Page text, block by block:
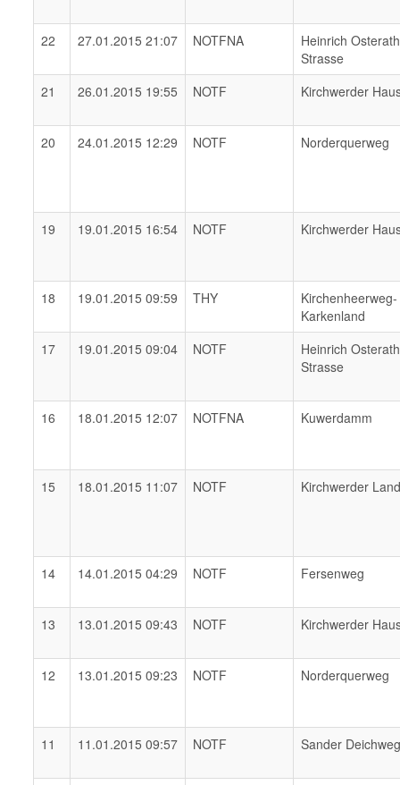
22 27.01.2015 21:07 NOTFNA
Heinrich Osterath
Strasse
21
26.01.2015 19:55 NOTF Kirchwerder
20 24.01.2015 12:29 NOTF Norderquerweg
19 19.01.2015 16:54 NOTF Kirchwerder
18 19.01.2015 09:59 THY
Kirchenheerweg-
Karkenland
17
19.01.2015 09:04 NOTF
Heinrich Osterath
Strasse
16 18.01.2015 12:07 NOTFNA Kuwerdamm
15 18.01.2015 11:07 NOTF Kirchwerder
14 14.01.2015 04:29 NOTF Fersenweg
13 13.01.2015 09:43 NOTF Kirchwerder
12 13.01.2015 09:23 NOTF Norderquerweg
11 11.01.2015 09:57 NOTF Sander